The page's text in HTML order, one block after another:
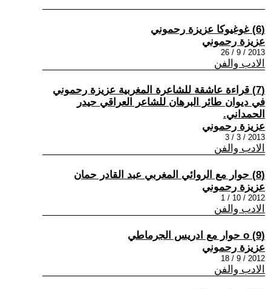
(6) غوغيوكا عزيزة رحموني
عزيزة رحموني
2013 / 9 / 26
الادب والفن
(7) قراءة عاشقة للشاعرة المغربية عزيزة رحموني
في ديوان طائر البرهان للشاعر العراقي حيدر
الحمداني.
عزيزة رحموني
2013 / 3 / 3
الادب والفن
(8) حوار مع الروائي المغربي عبد القادر حمان
عزيزة رحموني
2012 / 10 / 1
الادب والفن
(9) o حوار مع ادريس الجرماطي
عزيزة رحموني
2012 / 9 / 18
الادب والفن